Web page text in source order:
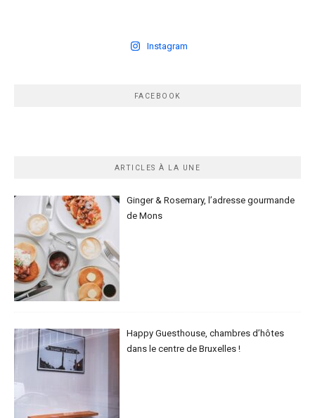
Instagram
FACEBOOK
ARTICLES À LA UNE
Ginger & Rosemary, l’adresse gourmande
de Mons
Happy Guesthouse, chambres d’hôtes
dans le centre de Bruxelles !